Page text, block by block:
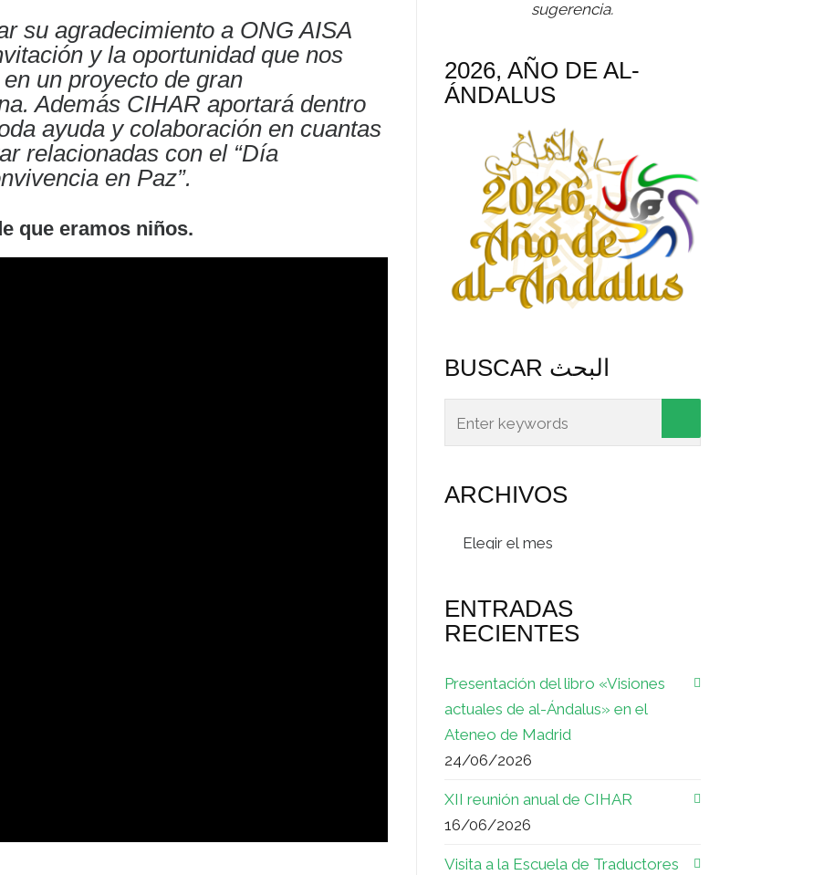
su agradecimiento a ONG AISA
y la oportunidad que nos
un proyecto de gran
Además CIHAR aportará dentro
ayuda y colaboración en cuantas
relacionadas con el “Día
en Paz”.
que eramos niños.
sugerencia.
2026, AÑO DE AL-
ÁNDALUS
BUSCAR البحث
ARCHIVOS
ENTRADAS
RECIENTES
Presentación del libro «Visiones
actuales de al-Ándalus» en el
Ateneo de Madrid
24/06/2026
XII reunión anual de CIHAR
16/06/2026
Visita a la Escuela de Traductores